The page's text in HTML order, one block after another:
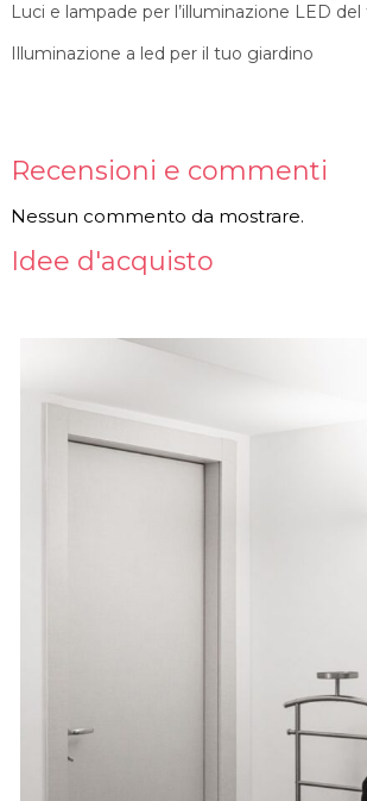
Luci e lampade per l’illuminazione LED del
Illuminazione a led per il tuo giardino
Recensioni e commenti
Nessun commento da mostrare.
Idee d'acquisto